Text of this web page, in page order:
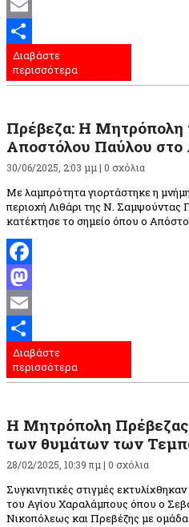
Mastodon
Email
Μοιραστείτε
Διαβάστε
περισσότερα
Πρέβεζα: Η Μητρόπολη
Αποστόλου Παύλου
30/06/2025, 2:03 μμ | 0 σχόλια
Με λαμπρότητα γιορτάστηκε η
περιοχή Λιθάρι της Ν. Σαμψούντας
κατέκτησε το σημείο όπου ο
Facebook
Mastodon
Email
Μοιραστείτε
Διαβάστε
περισσότερα
Η Μητρόπολη
των θυμάτων των
28/02/2025, 10:39 πμ | 0 σχόλια
Συγκινητικές στιγμές
του Αγίου Χαραλάμπους όπου ο
Νικοπόλεως και Πρεβέζης με ομάδα